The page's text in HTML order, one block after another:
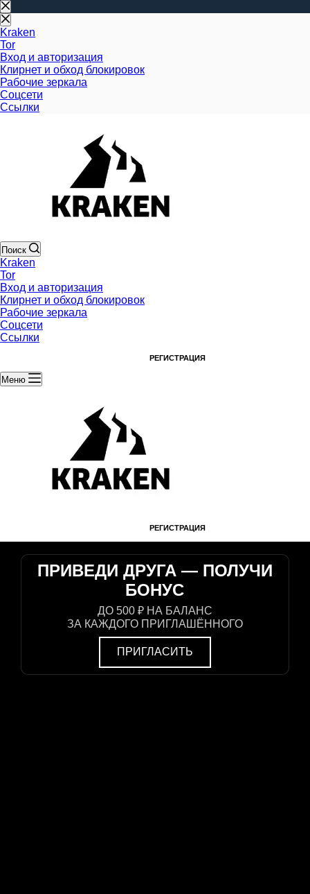
Перейти
к
сути
Kraken
Tor
Вход и авторизация
Клирнет и обход блокировок
Рабочие зеркала
Соцсети
Ссылки
Поиск
Kraken
Tor
Вход и авторизация
Клирнет и обход блокировок
Рабочие зеркала
Соцсети
Ссылки
РЕГИСТРАЦИЯ
Меню
РЕГИСТРАЦИЯ
ПРИВЕДИ ДРУГА — ПОЛУЧИ
БОНУС
ДО 500 ₽ НА БАЛАНС
ЗА КАЖДОГО ПРИГЛАШЁННОГО
ПРИГЛАСИТЬ